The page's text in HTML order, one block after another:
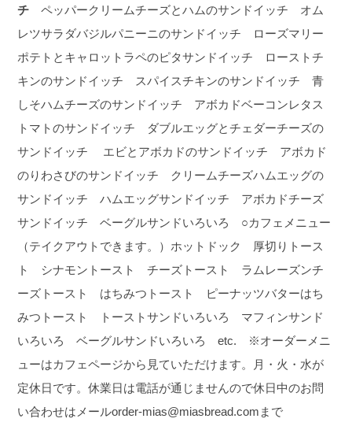
チペッパークリームチーズとハムのサンドイッチ オム
レツサラダバジルパニーニのサンドイッチ ローズマリー
ポテトとキャロットラペのピタサンドイッチ ローストチ
キンのサンドイッチ スパイスチキンのサンドイッチ 青
しそハムチーズのサンドイッチ アボカドベーコンレタス
トマトのサンドイッチ ダブルエッグとチェダーチーズの
サンドイッチ エビとアボカドのサンドイッチ アボカド
のりわさびのサンドイッチ クリームチーズハムエッグの
サンドイッチ ハムエッグサンドイッチ アボカドチーズ
サンドイッチ ベーグルサンドいろいろ ○カフェメニュー
（テイクアウトできます。）ホットドック 厚切りトース
ト シナモントースト チーズトースト ラムレーズンチ
ーズトースト はちみつトースト ピーナッツバターはち
みつトースト トーストサンドいろいろ マフィンサンド
いろいろ ベーグルサンドいろいろ etc. ※オーダーメニ
ューはカフェページから見ていただけます。
月・火・水が
定休日です。休業日は電話が通じませんので休日中のお問
い合わせはメールorder-mias@miasbread.comまで